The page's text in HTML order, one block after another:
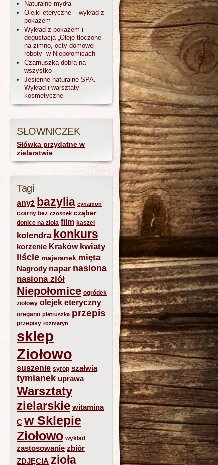
Naturalne mydła
Olejki eteryczne – wykład z
pokazem
Wykład z pokazem i
degustacją „Oleje tłoczone
na zimno, octy domowej
roboty” w Niepołomicach
Czarnuszka dobra na
wszystko
Jesienne naturalne SPA.
Wykład i warsztaty
kosmetyczne
SŁOWNICZEK
Słówka przydatne w
zielarstwie
Tagi
anyż bazylia cynamon
czarny bez czosnek cząber
donice na zioła film kaszel
kolendra konkurs
korzenie Kraków kwiaty
liście majeranek mięta
Nagrody napar nasiona
nasiona ziół
Niepołomice ogródek
ziołowy olejek eteryczny
oregano pietruszka przepis
przepisy rozmaryn
sklep
Ziołowo
suszenie syrop szałwia
tymianek uprawa
Warsztaty
zielarskie witamina
C w Sklepie
Ziołowo wykład
zastosowanie zbiór
ZDJĘCIA zioła